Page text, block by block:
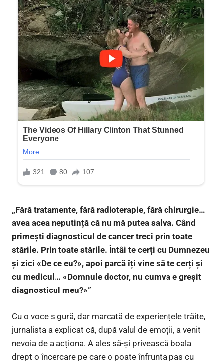
„Fără tratamente, fără radioterapie, fără chirurgie…
avea acea neputință că nu mă putea salva. Când
primești diagnosticul de cancer treci prin toate
stările. Prin toate stările. Întâi te cerți cu Dumnezeu
și zici «De ce eu?», apoi parcă îți vine să te cerți și
cu medicul… «Domnule doctor, nu cumva e greșit
diagnosticul meu?»”
Cu o voce sigură, dar marcată de experiențele trăite,
jurnalista a explicat că, după valul de emoții, a venit
nevoia de a acționa. A ales să-și privească boala
drept o încercare pe care o poate înfrunta pas cu